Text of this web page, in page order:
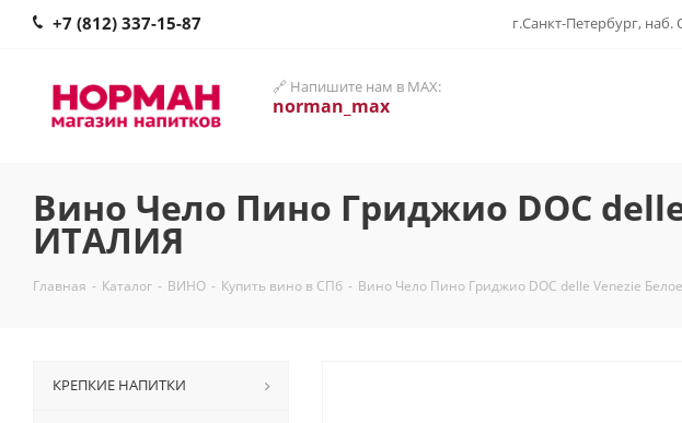
+7 (812) 337-15-87 г.Санкт-Петербург, наб.
🔗 Напишите нам в MAX:
norman_max
Вино Чело Пино Гриджио DOC
ИТАЛИЯ
Главная - Каталог - ВИНО - Купить вино в СПб - Вино Чело Пино Гриджио DOC delle Venezie
КРЕПКИЕ НАПИТКИ